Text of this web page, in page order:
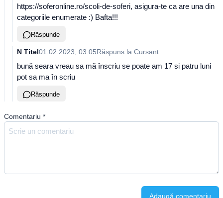
https://soferonline.ro/scoli-de-soferi, asigura-te ca are una din
categoriile enumerate :) Bafta!!!
Răspunde
N Titel01.02.2023, 03:05Răspuns la Cursant
bună seara vreau sa mă înscriu se poate am 17 si patru luni
pot sa ma în scriu
Răspunde
Comentariu *
Adaugă comentariu